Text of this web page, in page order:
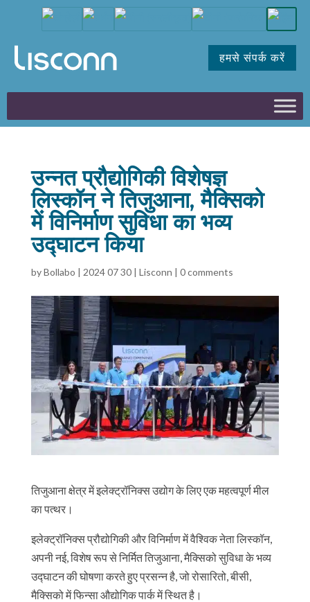
हमसे संपर्क करें
उन्नत प्रौद्योगिकी विशेषज्ञ
लिस्कॉन ने तिजुआना, मैक्सिको
में विनिर्माण सुविधा का भव्य
उद्घाटन किया
byBollabo 2024 07 30| Lisconn 0 comments
तिजुआना क्षेत्र में इलेक्ट्रॉनिक्स उद्योग के लिए एक महत्वपूर्ण मील
का पत्थर।
इलेक्ट्रॉनिक्स प्रौद्योगिकी और विनिर्माण में वैश्विक नेता लिस्कॉन,
अपनी नई, विशेष रूप से निर्मित तिजुआना, मैक्सिको सुविधा के भव्य
उद्घाटन की घोषणा करते हुए प्रसन्न है, जो रोसारितो, बीसी,
मैक्सिको में फिन्सा औद्योगिक पार्क में स्थित है।